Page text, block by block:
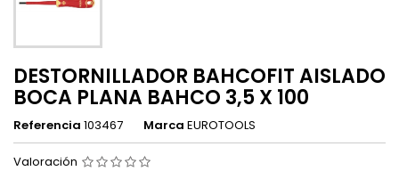
DESTORNILLADOR BAHCOFIT AISLADO
BOCA PLANA BAHCO 3,5 X 100
Referencia 103467 Marca EUROTOOLS
Valoración